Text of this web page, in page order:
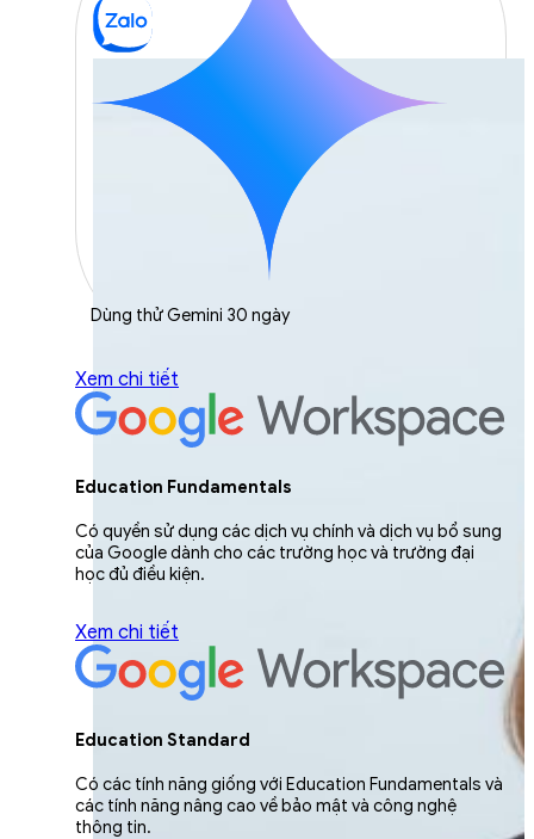
Dùng thử Gemini 30 ngày
Xem chi tiết
Education Fundamentals
Có quyền sử dụng các dịch vụ chính và dịch vụ bổ sung
của Google dành cho các trường học và trường đại
học đủ điều kiện.
Xem chi tiết
Education Standard
Có các tính năng giống với Education Fundamentals và
các tính năng nâng cao về bảo mật và công nghệ
thông tin.